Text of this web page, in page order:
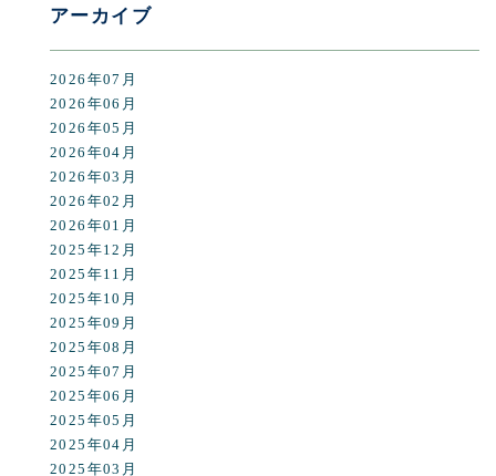
アーカイブ
2026年07月
2026年06月
2026年05月
2026年04月
2026年03月
2026年02月
2026年01月
2025年12月
2025年11月
2025年10月
2025年09月
2025年08月
2025年07月
2025年06月
2025年05月
2025年04月
2025年03月